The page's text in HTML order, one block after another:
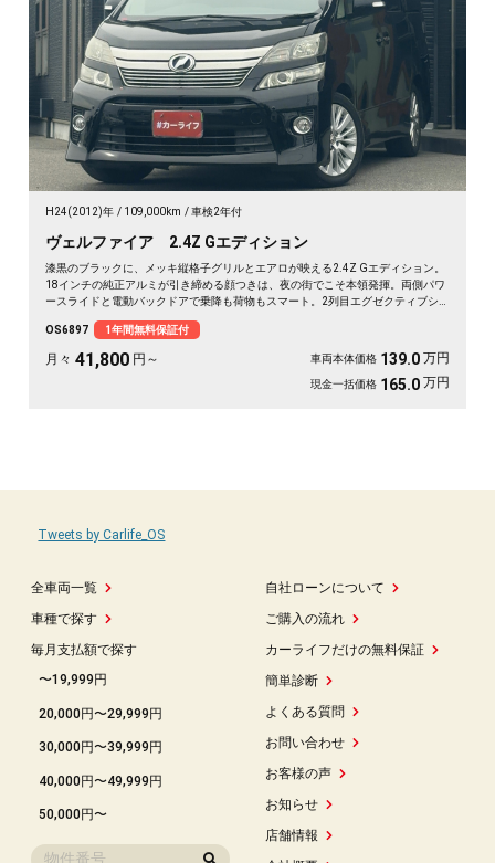
H24(2012)年 109,000km 車検2年付
ヴェルファイア 2.4Z Gエディション
漆黒のブラックに、メッキ縦格子グリルとエアロが映える2.4Z Gエディション。
18インチの純正アルミが引き締める顔つきは、夜の街でこそ本領発揮。両側パワ
ースライドと電動バックドアで乗降も荷物もスマート。2列目エグゼクティブシ
ップダウンモニターで後席の時間も特別に。長く付き合える一台として《1年保
証付》でお渡しします🚗✨💎💺😎
OS6897 1年間無料保証付
月々 41,800 円～ 車両本体価格 139.0 万円
現金一括価格 165.0 万円
全車両一覧
車種で探す
毎月支払額で探す
〜19,999円
20,000円〜29,999円
30,000円〜39,999円
40,000円〜49,999円
50,000円〜
自社ローンについて
ご購入の流れ
カーライフだけの無料保証
簡単診断
よくある質問
お問い合わせ
お客様の声
お知らせ
店舗情報
Tweets by Carlife_OS